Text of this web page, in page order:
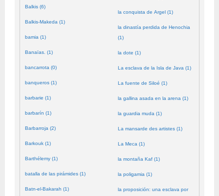
Balkis (6)
Balkis-Makeda (1)
bamia (1)
Banaïas. (1)
bancarrota (0)
banqueros (1)
barbarie (1)
barbarín (1)
Barbarroja (2)
Barkouk (1)
Barthélemy (1)
batalla de las pirámides (1)
Batn-el-Bakarah (1)
la conquista de Argel (1)
la dinastía perdida de Henochia
(1)
la dote (1)
La esclava de la Isla de Java (1)
La fuente de Siloé (1)
la gallina asada en la arena (1)
la guardia muda (1)
La mansarde des artistes (1)
La Meca (1)
la montaña Kaf (1)
la poligamia (1)
la proposición: una esclava por